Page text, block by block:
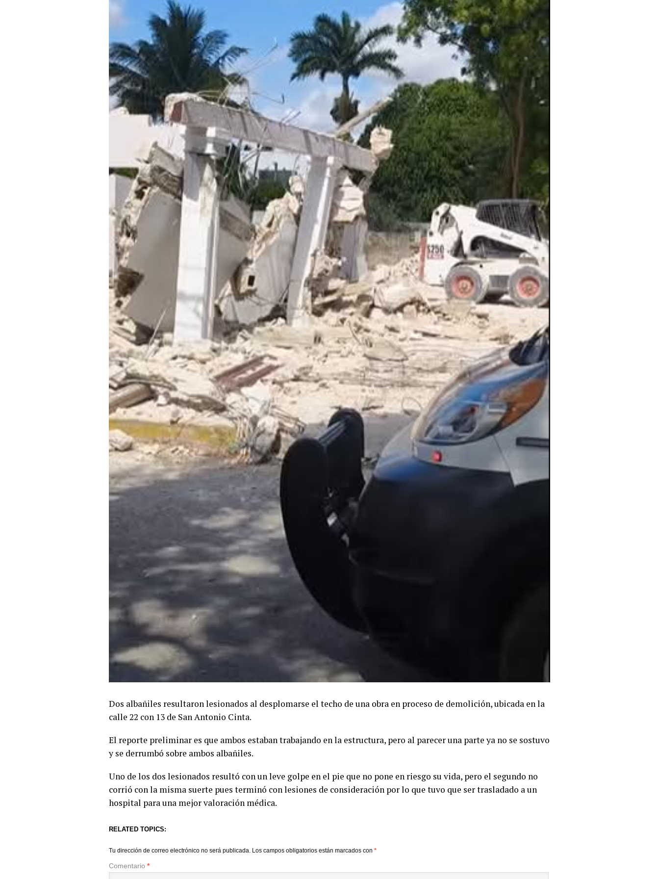
Dos albañiles resultaron lesionados al desplomarse el techo de una obra en proceso de demolición, ubicada en la
calle 22 con 13 de San Antonio Cinta.
El reporte preliminar es que ambos estaban trabajando en la estructura, pero al parecer una parte ya no se sostuvo
y se derrumbó sobre ambos albañiles.
Uno de los dos lesionados resultó con un leve golpe en el pie que no pone en riesgo su vida, pero el segundo no
corrió con la misma suerte pues terminó con lesiones de consideración por lo que tuvo que ser trasladado a un
hospital para una mejor valoración médica.
RELATED TOPICS:
Tu dirección de correo electrónico no será publicada. Los campos obligatorios están marcados con *
Comentario *